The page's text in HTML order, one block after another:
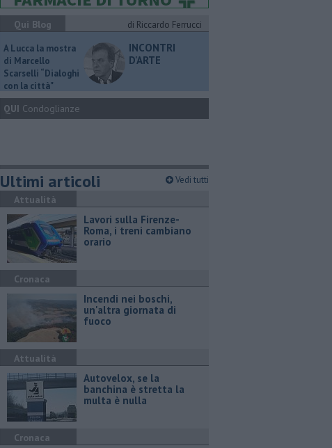
Qui Blog
di Riccardo Ferrucci
A Lucca la mostra
di Marcello
Scarselli “Dialoghi
con la città"
INCONTRI
D'ARTE
QUI Condoglianze
Ultimi articoli Vedi tutti
Attualità
Lavori sulla Firenze-
Roma, i treni cambiano
orario
Cronaca
Incendi nei boschi,
un'altra giornata di
fuoco
Attualità
Autovelox, se la
banchina è stretta la
multa è nulla
Cronaca